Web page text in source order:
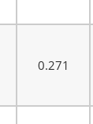
0.271